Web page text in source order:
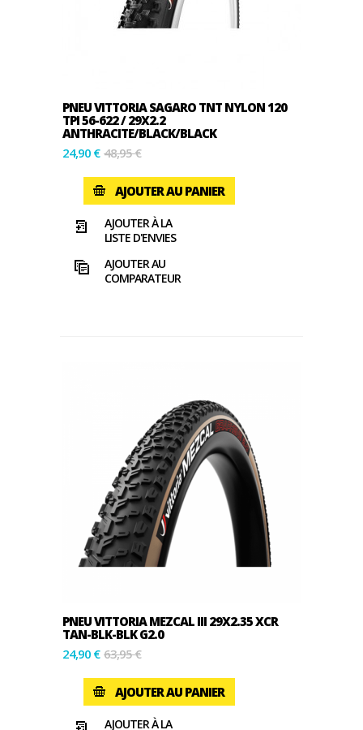
PNEU VITTORIA SAGARO TNT NYLON 120
TPI 56-622 / 29X2.2
ANTHRACITE/BLACK/BLACK
24,90 € 48,95 €
AJOUTER AU PANIER
AJOUTER À LA
LISTE D'ENVIES
AJOUTER AU
COMPARATEUR
PNEU VITTORIA MEZCAL III 29X2.35 XCR
TAN-BLK-BLK G2.0
24,90 € 63,95 €
AJOUTER AU PANIER
AJOUTER À LA